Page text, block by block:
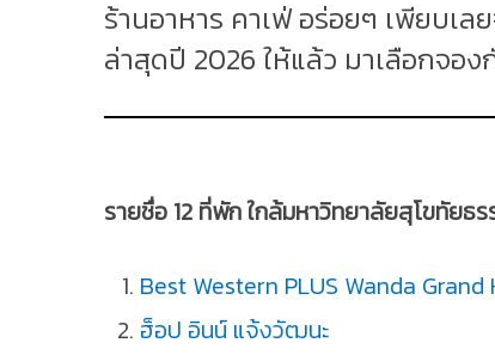
ร้านอาหาร คาเฟ่ อร่อยๆ เพียบเล
ล่าสุดปี 2026 ให้แล้ว มาเลือกจอง
รายชื่อ 12 ที่พัก ใกล้มหาวิทยาลัยสุโขทัยธร
Best Western PLUS Wanda
ฮ็อป อินน์ แจ้งวัฒนะ